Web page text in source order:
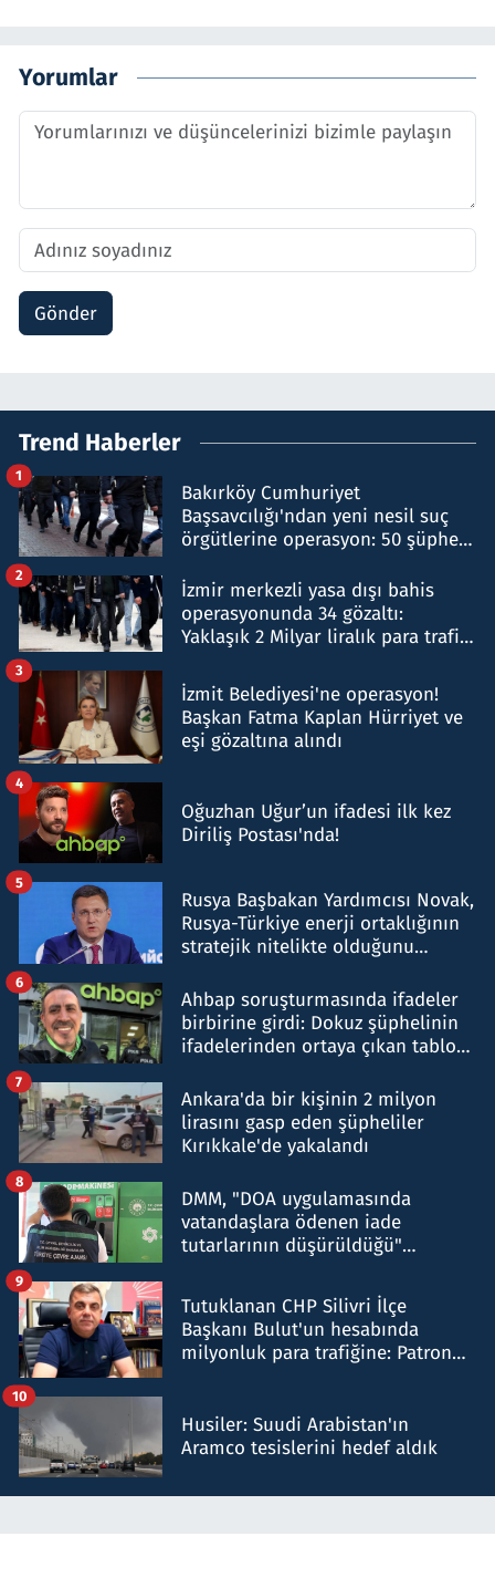
Yorumlar
Gönder
Trend Haberler
Bakırköy Cumhuriyet
Başsavcılığı'ndan yeni nesil suç
örgütlerine operasyon: 50 şüpheli
1
İzmir merkezli yasa dışı bahis
operasyonunda 34 gözaltı:
Yaklaşık 2 Milyar liralık para trafiği
2
İzmit Belediyesi'ne operasyon!
Başkan Fatma Kaplan Hürriyet ve
eşi gözaltına alındı
3
Oğuzhan Uğur’un ifadesi ilk kez
Diriliş Postası'nda!
4
Rusya Başbakan Yardımcısı Novak,
Rusya-Türkiye enerji ortaklığının
stratejik nitelikte olduğunu
5
Ahbap soruşturmasında ifadeler
birbirine girdi: Dokuz şüphelinin
ifadelerinden ortaya çıkan tablo
6
Ankara'da bir kişinin 2 milyon
lirasını gasp eden şüpheliler
Kırıkkale'de yakalandı
7
DMM, "DOA uygulamasında
vatandaşlara ödenen iade
tutarlarının düşürüldüğü"
8
Tutuklanan CHP Silivri İlçe
Başkanı Bulut'un hesabında
milyonluk para trafiğine: Patron
9
Husiler: Suudi Arabistan'ın
Aramco tesislerini hedef aldık
10